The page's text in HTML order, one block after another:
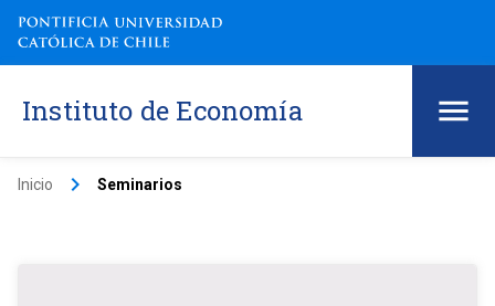
Instituto de Economía
Inicio keyboard_arrow_right Seminarios